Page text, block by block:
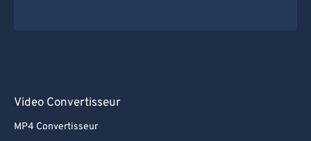
Video Convertisseur
MP4 Convertisseur